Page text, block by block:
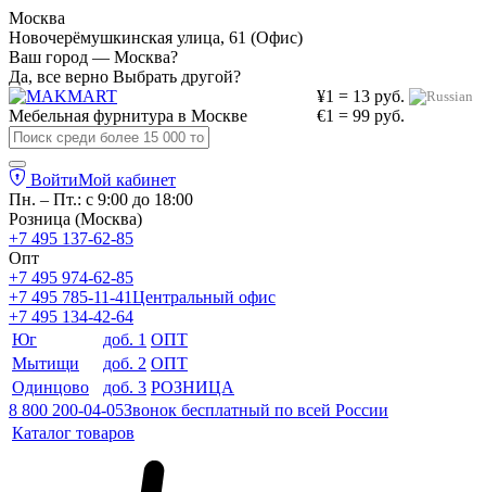
Москва
Новочерёмушкинская улица, 61 (Офис)
Ваш город — Москва?
Да, все верно Выбрать другой?
¥1 = 13 руб.
€1 = 99 руб.
Мебельная фурнитура в Москве
ВойтиМой кабинет
Пн. – Пт.: с 9:00 до 18:00
Розница (Москва)
+7 495 137-62-85
Опт
+7 495 974-62-85
+7 495 785-11-41Центральный офис
+7 495 134-42-64
Юг
доб. 1 ОПТ
Мытищи
доб. 2 ОПТ
Одинцово
доб. 3 РОЗНИЦА
8 800 200-04-05Звонок бесплатный по всей России
Каталог товаров